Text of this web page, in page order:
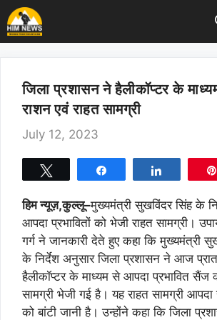
Skip
to
content
जिला प्रशासन ने हैलीकॉप्टर के
राशन एवं राहत सामग्री
July 12, 2023
हिम न्यूज़,कुल्लू–मुख्यमंत्री सुखविंदर सिंह के
आपदा प्रभावितों को भेजी राहत सामग्री।
गर्ग ने जानकारी देते हुए कहा कि मुख्यमंत्री
के निर्देश अनुसार जिला प्रशासन ने आज
हैलीकॉप्टर के माध्यम से आपदा प्रभावित सैंज
सामग्री भेजी गई है। यह राहत सामग्री आपदा
को बांटी जानी है। उन्होंने कहा कि जिला